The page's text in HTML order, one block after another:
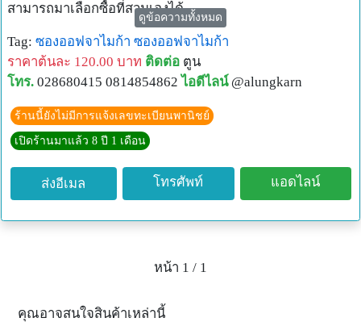
สามารถมาเลือกซื้อที่สวนเองได้
เบอร์โทร 0945622085 , 028680415
Line ID : @alungkarn
Alungkarn Garden is a floral wholesaler, distributor and
exporter. We utilise organic farming techniques to provide a
wide range of floral products based in Thailand. We supply
fresh flowers to traders, florists, event organisers,
landscapers as well as retail customers at wholesale prices
Garden Location : Alungkarn Garden, Ratchaburi
ดูข้อความทั้งหมด
Tag: ซองออฟจาไมก้า ซองออฟจาไมก้า
ราคาต้นละ 120.00 บาท ติดต่อ ตูน
โทร. 028680415 0814854862 ไอดีไลน์ @alungkarn
ร้านนี้ยังไม่มีการแจ้งเลขทะเบียนพานิชย์
เปิดร้านมาแล้ว 8 ปี 1 เดือน
ส่งอีเมล โทรศัพท์ แอดไลน์
หน้า 1 / 1
คุณอาจสนใจสินค้าเหล่านี้